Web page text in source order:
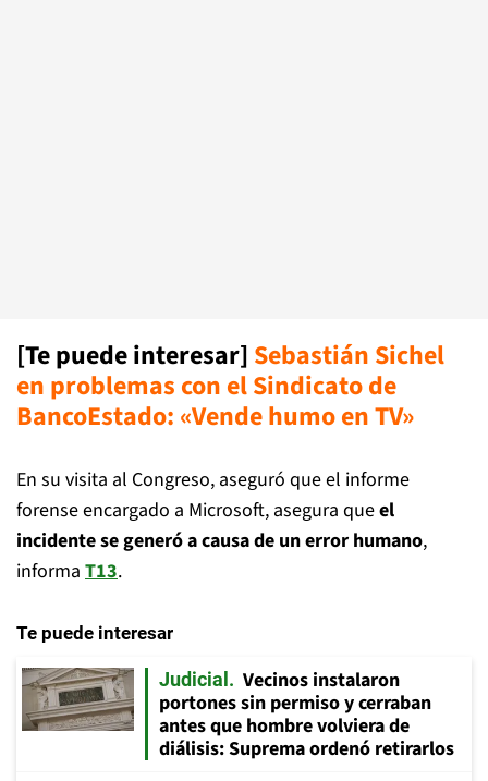
[Te puede interesar] Sebastián Sichel
en problemas con el Sindicato de
BancoEstado: «Vende humo en TV»
En su visita al Congreso, aseguró que el informe
forense encargado a Microsoft, asegura queel
incidente se generó a causa de un error humano,
informa T13.
Te puede interesar
Judicial
Vecinos instalaron
portones sin permiso y cerraban
antes que hombre volviera de
diálisis: Suprema ordenó retirarlos